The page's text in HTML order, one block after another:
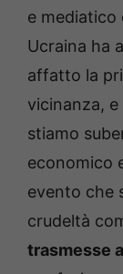
e mediatico
Ucraina ha
affatto la
vicinanza, e
stiamo
economico
evento che
crudeltà
trasmesse